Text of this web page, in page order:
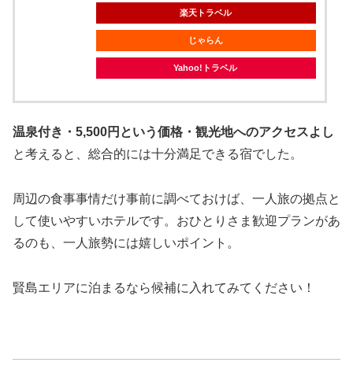
楽天トラベル
じゃらん
Yahoo!トラベル
温泉付き・5,500円という価格・観光地へのアクセスよし
と考えると、総合的には十分満足できる宿でした。
周辺の食事事情だけ事前に調べておけば、一人旅の拠点と
して使いやすいホテルです。おひとりさま歓迎プランがあ
るのも、一人旅勢には嬉しいポイント。
賢島エリアに泊まるなら候補に入れてみてください！